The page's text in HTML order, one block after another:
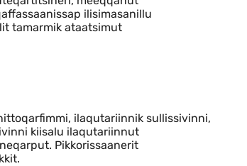
ilisimasanillu
tamarmik ataatsimut
ilaqutariinnik sullissivinni,
kiisalu ilaqutariinnut
Pikkorissaanerit